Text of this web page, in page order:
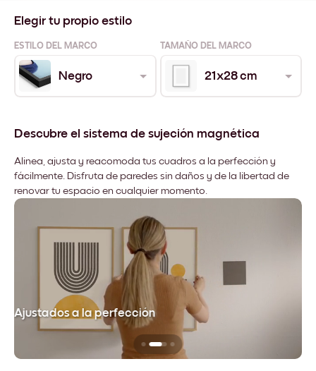
Elegir tu propio estilo
ESTILO DEL MARCO TAMAÑO DEL MARCO
Negro 21x28 cm
Descubre el sistema de sujeción magnética
Alinea, ajusta y reacomoda tus cuadros a la perfección y
fácilmente. Disfruta de paredes sin daños y de la libertad de
renovar tu espacio en cualquier momento.
Ajustados a la perfección